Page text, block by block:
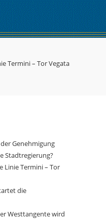
Termini – Tor Vegata
Genehmigung
Stadtregierung?
Linie Termini – Tor
die
Westtangente wird